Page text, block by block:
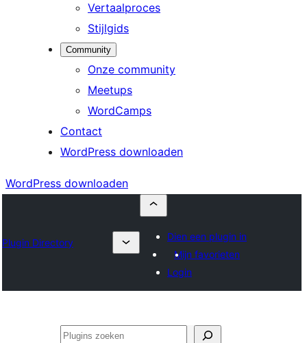
Vertaalproces
Stijlgids
Community
Onze community
Meetups
WordCamps
Contact
WordPress downloaden
WordPress downloaden
Plugin Directory
Dien een plugin in
Mijn favorieten
Login
Zoeken